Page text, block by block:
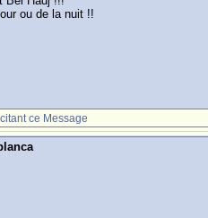
ou de la nuit !!
ce Message